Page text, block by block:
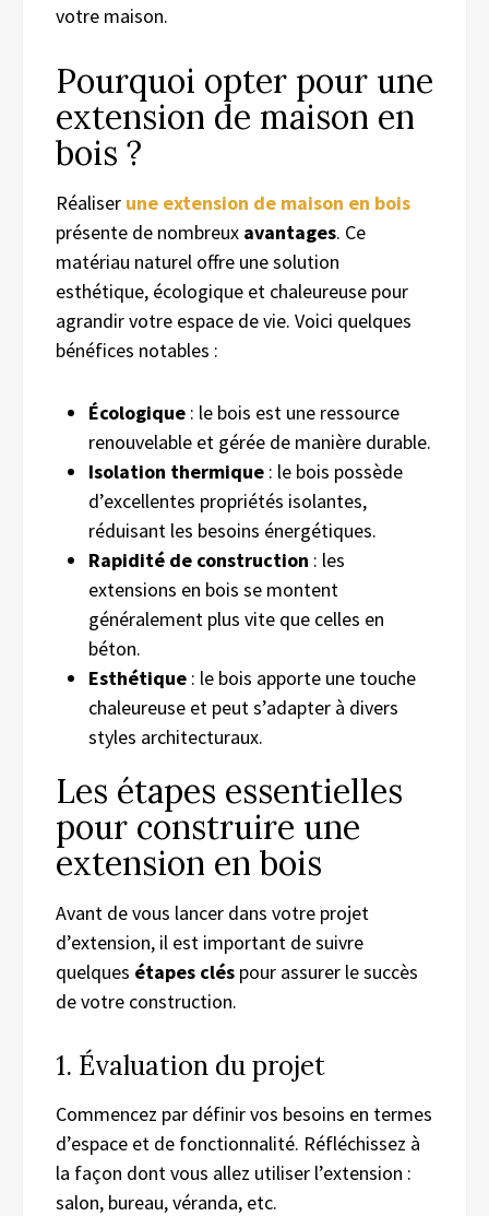
votre maison.
Pourquoi opter pour une
extension de maison en
bois ?
Réaliser une extension de maison en bois
présente de nombreux avantages. Ce
matériau naturel offre une solution
esthétique, écologique et chaleureuse pour
agrandir votre espace de vie. Voici quelques
bénéfices notables :
Écologique : le bois est une ressource
renouvelable et gérée de manière durable.
Isolation thermique : le bois possède
d’excellentes propriétés isolantes,
réduisant les besoins énergétiques.
Rapidité de construction : les
extensions en bois se montent
généralement plus vite que celles en
béton.
Esthétique : le bois apporte une touche
chaleureuse et peut s’adapter à divers
styles architecturaux.
Les étapes essentielles
pour construire une
extension en bois
Avant de vous lancer dans votre projet
d’extension, il est important de suivre
quelques étapes clés pour assurer le succès
de votre construction.
1. Évaluation du projet
Commencez par définir vos besoins en termes
d’espace et de fonctionnalité. Réfléchissez à
la façon dont vous allez utiliser l’extension :
salon, bureau, véranda, etc.